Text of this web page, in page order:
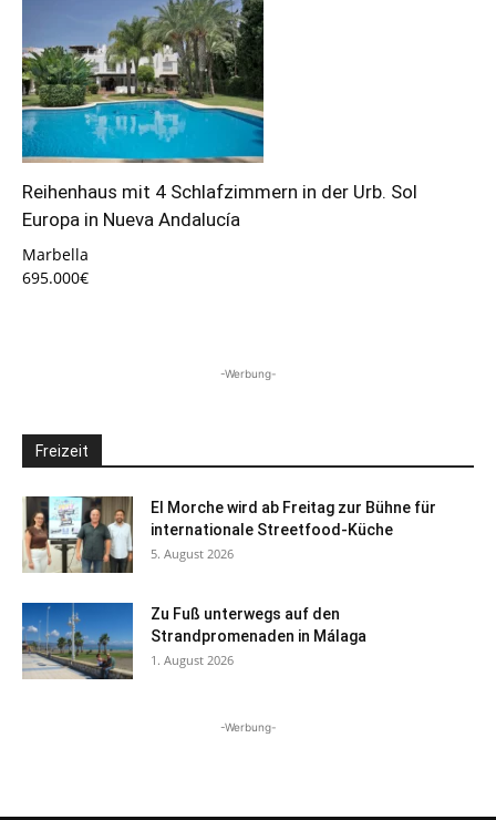
Reihenhaus mit 4 Schlafzimmern in der Urb. Sol
Europa in Nueva Andalucía
Marbella
695.000€
-Werbung-
Freizeit
El Morche wird ab Freitag zur Bühne für
internationale Streetfood-Küche
5. August 2026
Zu Fuß unterwegs auf den
Strandpromenaden in Málaga
1. August 2026
-Werbung-